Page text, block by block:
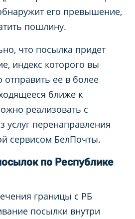
его превышение,
пошлину.
что посылка придет
индекс которого вы
ее в более
ближе к
реализовать с
перенаправления
сервисом БелПочты.
по Республике
границы с РБ
посылки внутри